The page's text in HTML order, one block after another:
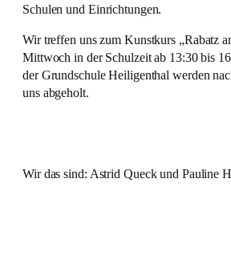
Schulen und Einrichtungen.
Wir treffen uns zum Kunstkurs „Rabatz
Mittwoch in der Schulzeit ab 13:30 bis
der Grundschule Heiligenthal werden
uns abgeholt.
Wir das sind: Astrid Queck und Pauline